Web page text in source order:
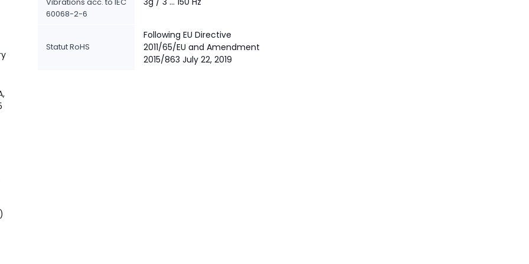
60068-2-6
Statut RoHS
Following EU Directive
2011/65/EU and Amendment
2015/863 July 22, 2019